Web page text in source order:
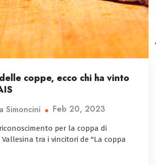
coppe, ecco chi ha vinto
Simoncini Feb 20, 2023
per la coppa di
tra i vincitori de "La coppa